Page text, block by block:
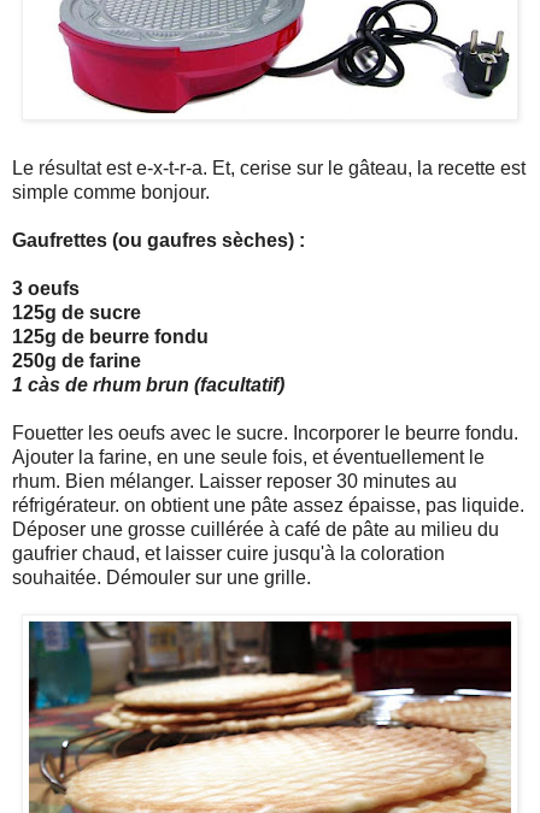
Le résultat est e-x-t-r-a. Et, cerise sur le gâteau, la recette est
simple comme bonjour.
Gaufrettes (ou gaufres sèches) :
3 oeufs
125g de sucre
125g de beurre fondu
250g de farine
1 càs de rhum brun (facultatif)
Fouetter les oeufs avec le sucre. Incorporer le beurre fondu.
Ajouter la farine, en une seule fois, et éventuellement le
rhum. Bien mélanger. Laisser reposer 30 minutes au
réfrigérateur. on obtient une pâte assez épaisse, pas liquide.
Déposer une grosse cuillérée à café de pâte au milieu du
gaufrier chaud, et laisser cuire jusqu'à la coloration
souhaitée. Démouler sur une grille.